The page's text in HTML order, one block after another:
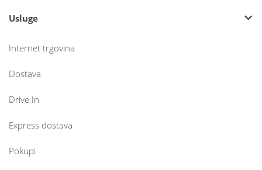
Usluge
Internet trgovina
Dostava
Drive In
Express dostava
Pokupi